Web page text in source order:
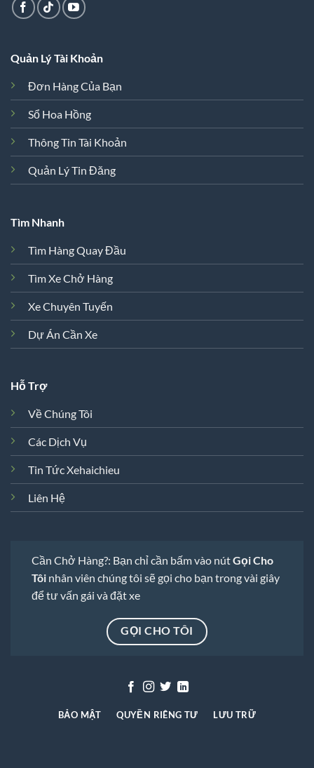
Quản Lý Tài Khoản
Đơn Hàng Của Bạn
Sổ Hoa Hồng
Thông Tin Tài Khoản
Quản Lý Tin Đăng
Tìm Nhanh
Tìm Hàng Quay Đầu
Tìm Xe Chở Hàng
Xe Chuyên Tuyến
Dự Án Cần Xe
Hỗ Trợ
Về Chúng Tôi
Các Dịch Vụ
Tin Tức Xehaichieu
Liên Hệ
Cần Chở Hàng?: Bạn chỉ cần bấm vào nútGọi Cho
Tôi nhân viên chúng tôi sẽ gọi cho bạn trong vài giây
để tư vấn gái và đặt xe
GỌI CHO TÔI
BẢO MẬT QUYỀN RIÊNG TƯ LƯU TRỮ